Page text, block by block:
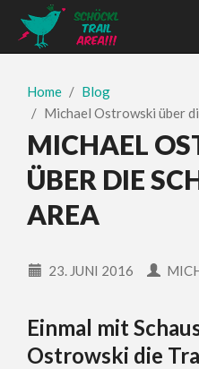
Home
Blog
Michael Ostrowski über
MICHAEL
ÜBER DIE
AREA
23. JUNI 2016
Einmal mit
Ostrowski die